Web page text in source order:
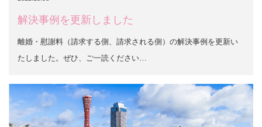
解決事例を更新しました
離婚・慰謝料（請求する側、請求される側）の解決事例を更新い
たしました。ぜひ、ご一読ください…